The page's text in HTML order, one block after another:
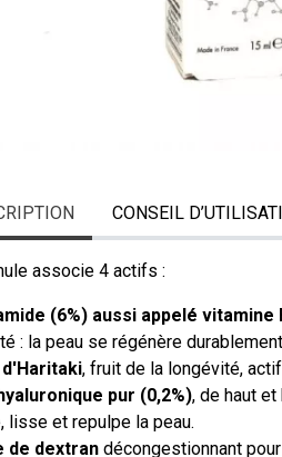
CONSEIL
associe 4 actifs :
(6%) aussi appelé vitamine
: la peau se régénère
, fruit de la longévité,
pur (0,2%), de haut
lisse et repulpe la peau.
de dextran décongestionnant